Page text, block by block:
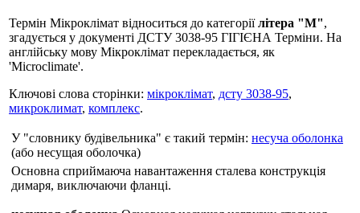
Термін Мікроклімат відноситься до категоріїлітера "М",
згадується у документі ДСТУ 3038-95 ГIГIЄНА Терміни. На
англійську мову Мікроклімат перекладається, як
'Microclimate'.
Ключові слова сторінки: мікроклімат, дсту 3038-95,
микроклимат, комплекс.
У "словнику будівельника" є такий термін: несуча оболонка
(або несущая оболочка)
Основна сприймаюча навантаження сталева конструкція
димаря, виключаючи фланці.